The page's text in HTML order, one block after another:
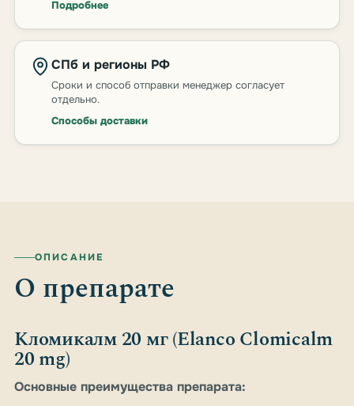
Подробнее
СПб и регионы РФ
Сроки и способ отправки менеджер согласует
отдельно.
Способы доставки
ОПИСАНИЕ
О препарате
Кломикалм 20 мг (Elanco Clomicalm
20 mg)
Основные преимущества препарата: